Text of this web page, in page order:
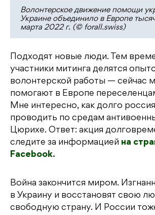
Волонтерское движение помощи
Украине объединило в Европе
марта 2022 г. (© forall.swiss)
Подходят новые люди. Тем
участники митинга делятся
волонтерской работы — сейчас
помогают в Европе
Мне интересно, как долго
проводить по средам
Цюрихе. Ответ: акция
следите за информацией на
Facebook.
Война закончится миром.
в Украину и восстановят свою
свободную страну. И России